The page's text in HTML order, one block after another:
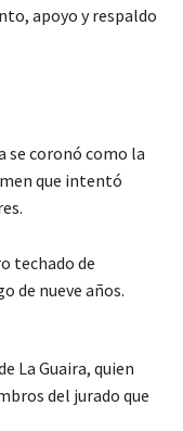
apoyo y respaldo
se coronó como la
que intentó
techado de
de nueve años.
La Guaira, quien
del jurado que